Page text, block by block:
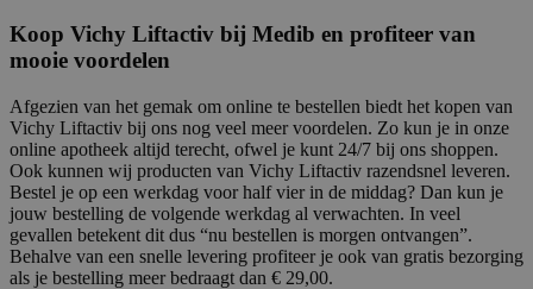
Koop Vichy Liftactiv bij Medib en profiteer van
mooie voordelen
Afgezien van het gemak om online te bestellen biedt het kopen van
Vichy Liftactiv bij ons nog veel meer voordelen. Zo kun je in onze
online apotheek altijd terecht, ofwel je kunt 24/7 bij ons shoppen.
Ook kunnen wij producten van Vichy Liftactiv razendsnel leveren.
Bestel je op een werkdag voor half vier in de middag? Dan kun je
jouw bestelling de volgende werkdag al verwachten. In veel
gevallen betekent dit dus “nu bestellen is morgen ontvangen”.
Behalve van een snelle levering profiteer je ook van gratis bezorging
als je bestelling meer bedraagt dan € 29,00.